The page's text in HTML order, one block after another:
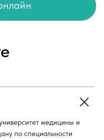
медицины и
по специальности